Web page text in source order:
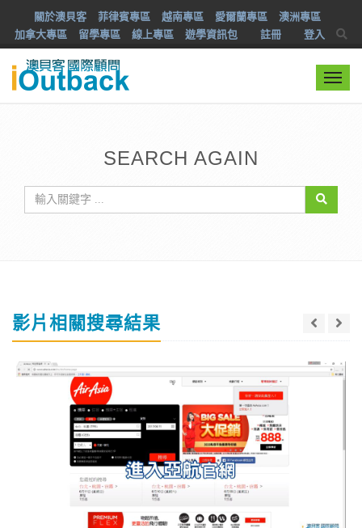
關於澳貝客 菲律賓專區 越南專區 愛爾蘭專區
澳洲專區
加拿大專區
留學專區 線上專區 遊學資訊包 註冊 登入
SEARCH AGAIN
影片相關搜尋結果